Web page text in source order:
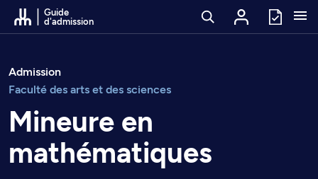
Passer au contenu
Guide
d'admission
Admission
Faculté des arts et des sciences
Mineure en
mathématiques